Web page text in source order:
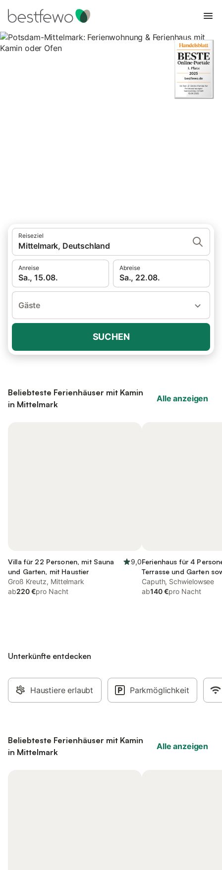
Reiseziel
Mittelmark, Deutschland
Anreise
Sa., 15.08.
Abreise
Sa., 22.08.
Gäste
SUCHEN
Beliebteste Ferienhäuser mit Kamin
in Mittelmark
Alle anzeigen
Villa für 22 Personen, mit Sauna
und Garten, mit Haustier
9,0
Groß Kreutz, Mittelmark
ab220 €pro Nacht
Ferienhaus für 4
Terrasse und Garten
Ausblick
Caputh, Schwielowsee
ab140 €pro Nacht
Unterkünfte entdecken
Haustiere erlaubt Parkmöglichkeit
Beliebteste Ferienhäuser mit Kamin
in Mittelmark
Alle anzeigen